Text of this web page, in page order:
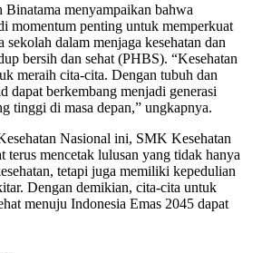
menyampaikan bahwa
momentum penting untuk memperkuat
dalam menjaga kesehatan dan
bersih dan sehat (PHBS). “Kesehatan
meraih cita-cita. Dengan tubuh dan
dapat berkembang menjadi generasi
tinggi di masa depan,” ungkapnya.
Nasional ini, SMK Kesehatan
terus mencetak lulusan yang tidak hanya
tetapi juga memiliki kepedulian
Dengan demikian, cita-cita untuk
menuju Indonesia Emas 2045 dapat